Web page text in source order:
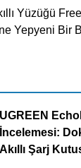
Yüzüğü
Yepyeni Bir
UGREEN
İncelemesi:
Akıllı Şarj